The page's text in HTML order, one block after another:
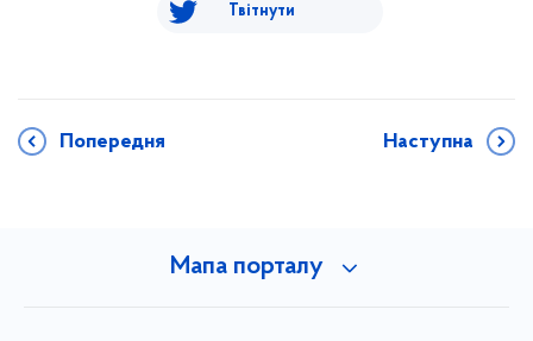
Твітнути
Попередня Наступна
Мапа порталу